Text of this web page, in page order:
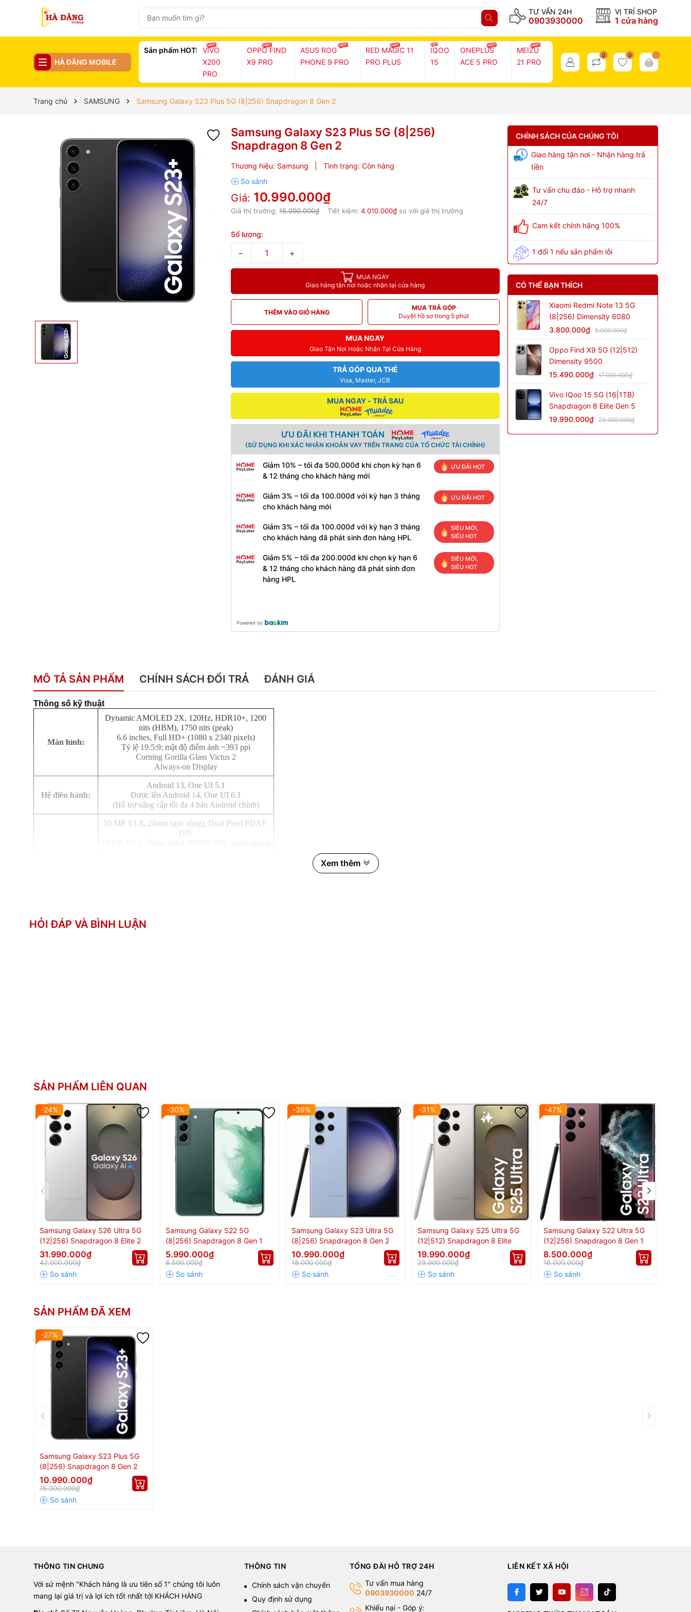
TƯ VẤN 24H
0903930000
VỊ TRÍ SHOP
1 cửa hàng
HÀ ĐĂNG MOBILE
Sản phẩm HOT:
VIVO
X200
PRO
OPPO FIND
X9 PRO
ASUS ROG
PHONE 9 PRO
RED MAGIC 11
PRO PLUS
IQOO
15
ONEPLUS
ACE 5 PRO
MEIZU
21 PRO
0 0
Trang chủ SAMSUNG Samsung Galaxy S23 Plus 5G (8|256) Snapdragon 8 Gen 2
Samsung Galaxy S23 Plus 5G (8|256)
Snapdragon 8 Gen 2
Thương hiệu: Samsung Tình trạng: Còn hàng
Giá: 10.990.000₫
Giá thị trường: 15.000.000₫ Tiết kiệm: 4.010.000₫so với giá thị trường
Số lượng:
− +
MUA NGAY
Giao hàng tận nơi hoặc nhận tại cửa hàng
THÊM VÀO GIỎ HÀNG
MUA TRẢ GÓP
Duyệt hồ sơ trong 5 phút
MUA NGAY
Giao Tận Nơi Hoặc Nhận Tại Cửa Hàng
TRẢ GÓP QUA THẺ
Visa, Master, JCB
MUA NGAY - TRẢ SAU
ƯU ĐÃI KHI THANH TOÁN
(SỬ DỤNG KHI XÁC NHẬN KHOẢN VAY TRÊN TRANG CỦA TỔ CHỨC TÀI CHÍNH)
Giảm 10% – tối đa 500.000đ khi chọn kỳ hạn 6
& 12 tháng cho khách hàng mới
ƯU ĐÃI HOT
Giảm 3% – tối đa 100.000đ với kỳ hạn 3 tháng
cho khách hàng mới
ƯU ĐÃI HOT
Giảm 3% – tối đa 100.000đ với kỳ hạn 3 tháng
cho khách hàng đã phát sinh đơn hàng HPL
SIÊU MỚI,
SIÊU HOT
Giảm 5% – tối đa 200.000đ khi chọn kỳ hạn 6
& 12 tháng cho khách hàng đã phát sinh đơn
hàng HPL
SIÊU MỚI,
SIÊU HOT
Powered by
CHÍNH SÁCH CỦA CHÚNG TÔI
Giao hàng tận nơi - Nhận hàng trả
tiền
Tư vấn chu đáo - Hỗ trợ nhanh
24/7
Cam kết chính hãng 100%
1 đổi 1 nếu sản phẩm lỗi
CÓ THỂ BẠN THÍCH
Xiaomi Redmi Note 13 5G
(8|256) Dimensity 6080
3.800.000₫ 5.000.000₫
Oppo Find X9 5G (12|512)
Dimensity 9500
15.490.000₫ 17.000.000₫
Vivo IQoo 15 5G (16|1TB)
Snapdragon 8 Elite Gen 5
19.990.000₫ 23.000.000₫
MÔ TẢ SẢN PHẨM CHÍNH SÁCH ĐỔI TRẢ ĐÁNH GIÁ
Thông số kỹ thuật
Màn hình:
Dynamic AMOLED 2X, 120Hz, HDR10+, 1200
nits (HBM), 1750 nits (peak)
6.6 inches, Full HD+ (1080 x 2340 pixels)
Tỷ lệ 19.5:9; mật độ điểm ảnh ~393 ppi
Corning Gorilla Glass Victus 2
Always-on Display
Hệ điều hành:
Android 13, One UI 5.1
Được lên Android 14, One UI 6.1
(Hỗ trợ nâng cấp tối đa 4 bản Android chính)
50 MP, f/1.8, 24mm (góc rộng), Dual Pixel PDAF,
OIS
Camera trước:
12 MP, f/2.2, 26mm (góc rộng), Dual Pixel PDAF
Dual video call, Auto-HDR (trước)
Sạc nhanh 45W, PD3.0, 65% trong 30 ph (QC)
Sạc ngược không dây 4.5W
Thiết kế:
Khung nhôm bọc thép bo cong nhẹ
2 mặt kính Gorilla Glass Victus 2
Kháng nước, bụi IP68
Cảm biến vân tay siêu âm dưới màn hình
Xem thêm
HỎI ĐÁP VÀ BÌNH LUẬN
SẢN PHẨM LIÊN QUAN
-24%
Samsung Galaxy S26 Ultra 5G
(12|256) Snapdragon 8 Elite 2
31.990.000₫
42.000.000₫
-30%
Samsung Galaxy S22 5G
(8|256) Snapdragon 8 Gen 1
5.990.000₫
8.500.000₫
-39%
Samsung Galaxy S23 Ultra 5G
(8|256) Snapdragon 8 Gen 2
10.990.000₫
18.000.000₫
-31%
Samsung Galaxy S25 Ultra 5G
(12|512) Snapdragon 8 Elite
19.990.000₫
29.000.000₫
-47%
Samsung Galaxy S22 Ultra 5G
(12|256) Snapdragon 8 Gen 1
8.500.000₫
16.000.000₫
SẢN PHẨM ĐÃ XEM
-27%
Samsung Galaxy S23 Plus 5G
(8|256) Snapdragon 8 Gen 2
10.990.000₫
15.000.000₫
THÔNG TIN CHUNG
Với sứ mệnh "Khách hàng là ưu tiên số 1" chúng tôi luôn
mang lại giá trị và lợi ích tốt nhất tới KHÁCH HÀNG
THÔNG TIN
Chính sách vận chuyển
Quy định sử dụng
TỔNG ĐÀI HỖ TRỢ 24H
Tư vấn mua hàng
0903930000 24/7
Khiếu nại - Góp ý:
LIÊN KẾT XÃ HỘI